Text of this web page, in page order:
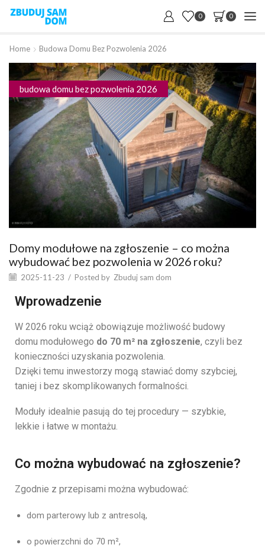
0 0
Home Budowa Domu Bez Pozwolenia 2026
budowa domu bez pozwolenia 2026
Domy modułowe na zgłoszenie – co można
wybudować bez pozwolenia w 2026 roku?
2025-11-23 / Posted by Zbuduj sam dom
Wprowadzenie
W 2026 roku wciąż obowiązuje możliwość budowy
domu modułowego do 70 m² na zgłoszenie, czyli bez
konieczności uzyskania pozwolenia.
Dzięki temu inwestorzy mogą stawiać domy szybciej,
taniej i bez skomplikowanych formalności.
Moduły idealnie pasują do tej procedury — szybkie,
lekkie i łatwe w montażu.
Co można wybudować na zgłoszenie?
Zgodnie z przepisami można wybudować:
dom parterowy lub z antresolą,
o powierzchni do 70 m²,